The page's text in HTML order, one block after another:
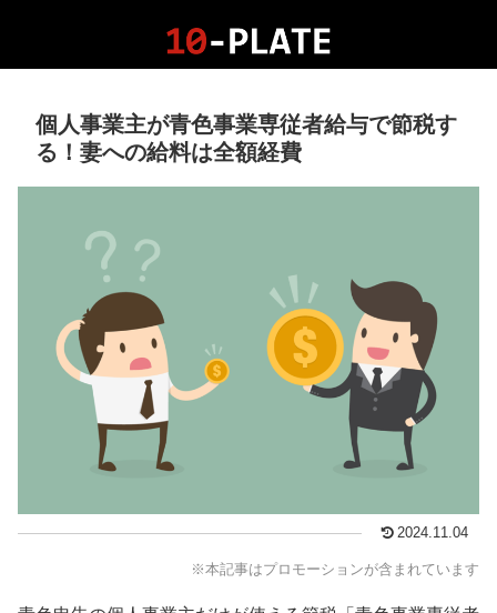
個人事業主が青色事業専従者給与で節税す
る！妻への給料は全額経費
2024.11.04
※本記事はプロモーションが含まれています